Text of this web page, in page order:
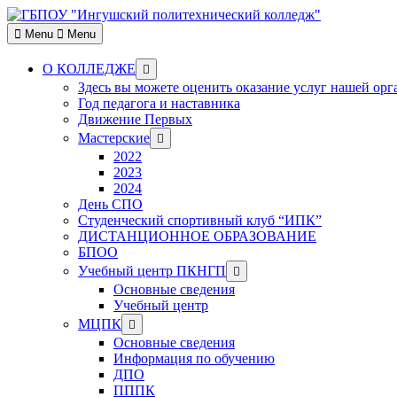
Skip
to
content
Menu Menu
О КОЛЛЕДЖЕ
Show
sub
menu
Здесь вы можете оценить оказание услуг нашей
Год педагога и наставника
Движение Первых
Мастерские Show
sub
2022
2023
2024
День СПО
Студенческий спортивный клуб “ИПК”
ДИСТАНЦИОННОЕ ОБРАЗОВАНИЕ
БПОО
Учебный центр ПКНГП
Show
sub
menu
Основные сведения
Учебный центр
МЦПК Show
sub
menu
Основные сведения
Информация по обучению
ДПО
ПППК